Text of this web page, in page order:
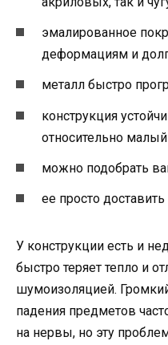
эмалированное
деформациям и
металл быстро
конструкция
относительно
можно подобрать
ее просто
У конструкции есть и
быстро теряет тепло и
шумоизоляцией.
падения предметов
на нервы, но эту